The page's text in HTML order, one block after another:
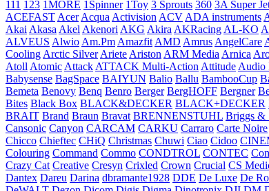
111 123 1MORE 1Spinner 1Toy 3 Sprouts 360 3A Super
ACEFAST Acer Acqua Activision ACV ADA instruments
Akai Akasa Akel Akenori AKG Akira AKRacing AL-KO
ALVEUS Alwio Am.Pm Amazfit AMD Amrus AngelCare
Cooling Arctic Silver Ariete Ariston ARM Media Arnica
Atoll Atomic Attack ATTACK Multi-Action Attitude Audio
Babysense BagSpace BAIYUN Balio Ballu BambooCup
Bemeta Benovy Benq Benro Berger BergHOFF Bergner
Bites Black Box BLACK&DECKER BLACK+DECKER
BRAIT Brand Braun Bravat BRENNENSTUHL Briggs &
Cansonic Canyon CARCAM CARKU Carraro Carte Noire
Chicco Chieftec CHiQ Christmas Chuwi Ciao Cidoo
Colouring Command Commo CONDTROL CONTEC
Crazy Cat Creative Cresyn Crixled Crown Crucial CS
Dantex Dareu Darina dbramante1928 DDE De Luxe De